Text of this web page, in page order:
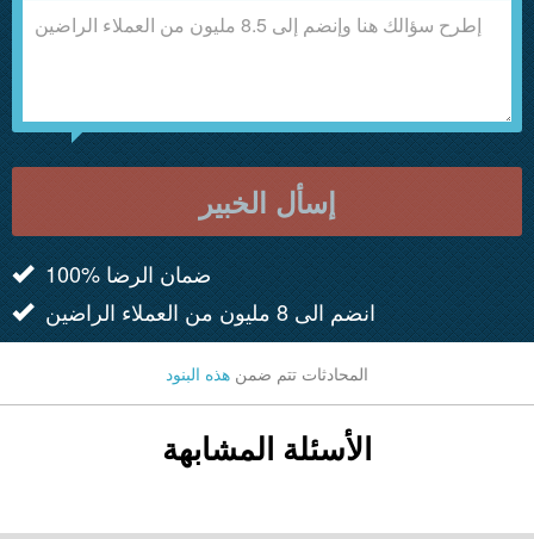
إسأل الخبير
100% ضمان الرضا
انضم الى 8 مليون من العملاء الراضين
المحادثات تتم ضمن هذه البنود
الأسئلة المشابهة